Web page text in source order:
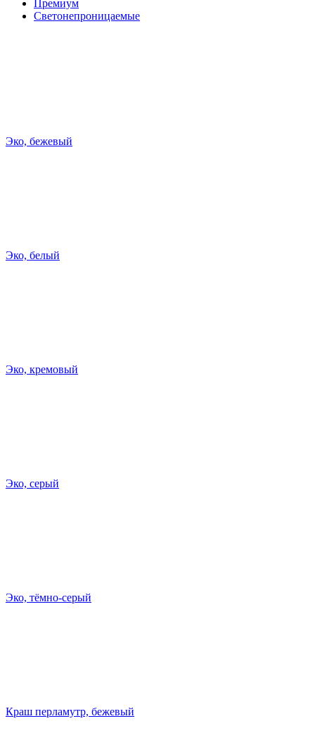
Премиум
Светонепроницаемые
Эко, бежевый
Эко, белый
Эко, кремовый
Эко, серый
Эко, тёмно-серый
Краш перламутр, бежевый